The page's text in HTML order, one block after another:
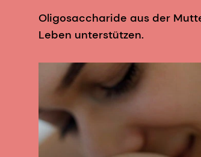
4. Moon, J.S., Joo, W., Ling,
of Functional Foods, 21, 497-
5. Sakai, F., Ikeuchi, Y.,
galaktosylierter N-
Journal of Applied
6. Jacobi, S. K., Yatsunenko,
Gangliosid-Sialinsäure-
Oligosaccharide aus der
Leben unterstützen.